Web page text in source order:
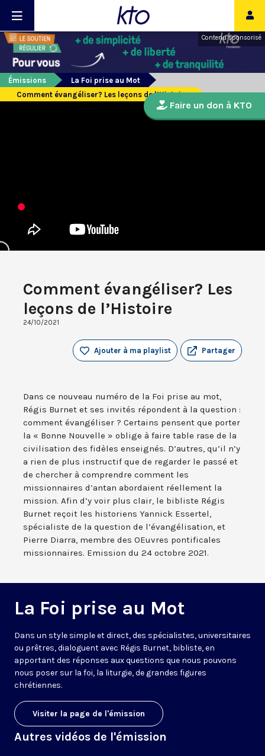
Contenu sponsorisé
Émissions
La Foi prise au Mot
Comment évangéliser? Les leçons de l’Histoire
Comment évangéliser? Les
leçons de l’Histoire
24/10/2021
Partager
Ajouter à ma playlist
Dans ce nouveau numéro de la Foi prise au mot,
Régis Burnet et ses invités répondent à la question :
comment évangéliser ? Certains pensent que porter
la « Bonne Nouvelle » oblige à faire table rase de la
civilisation des fidèles enseignés. D’autres, qu’il n’y
a rien de plus instructif que de regarder le passé et
de chercher à comprendre comment les
missionnaires d’antan abordaient réellement la
mission. Afin d’y voir plus clair, le bibliste Régis
Burnet reçoit les historiens Yannick Essertel,
spécialiste de la question de l’évangélisation, et
Pierre Diarra, membre des OEuvres pontificales
missionnaires. Emission du 24 octobre 2021.
La Foi prise au Mot
Dans un style simple et direct, des spécialistes, universitaires
ou prêtres, dialoguent avec Régis Burnet, bibliste, en
apportant des réponses aux questions que nous pouvons
nous poser sur la foi, la liturgie, de grandes figures
chrétiennes.
Visiter la page de l'émission
Autres vidéos de l'émission
Faire un don à KTO